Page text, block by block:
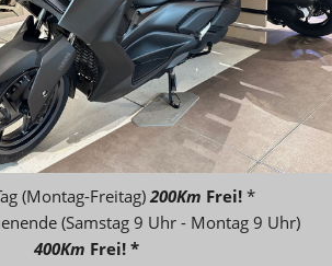
(Montag-Freitag) 200Km Frei!*
(Samstag 9 Uhr - Montag 9 Uhr)
400Km Frei! *